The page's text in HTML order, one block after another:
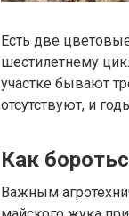
Есть две
шестилетнему
участке бывают
отсутствуют, и
Как
Важным